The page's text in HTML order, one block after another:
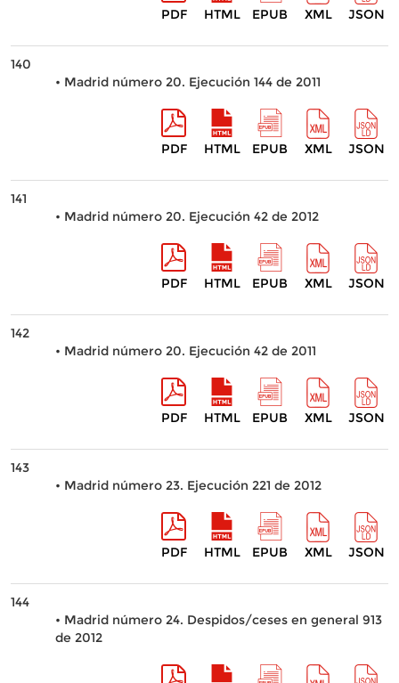
PDF HTML EPUB XML JSON
140
• Madrid número 20. Ejecución 144 de 2011
PDF HTML EPUB XML JSON
141
• Madrid número 20. Ejecución 42 de 2012
PDF HTML EPUB XML JSON
142
• Madrid número 20. Ejecución 42 de 2011
PDF HTML EPUB XML JSON
143
• Madrid número 23. Ejecución 221 de 2012
PDF HTML EPUB XML JSON
144
• Madrid número 24. Despidos/ceses en general 913
de 2012